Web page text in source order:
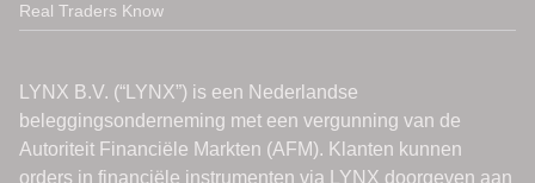
Real Traders Know